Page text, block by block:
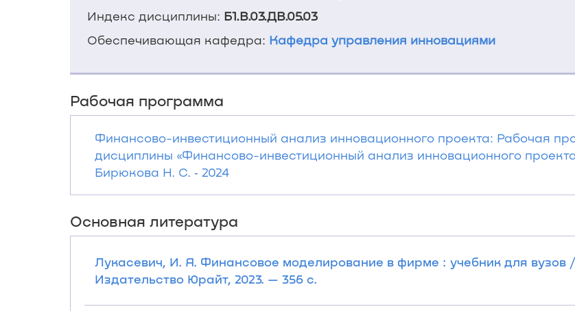
Индекс дисциплины: Б1.В.03.ДВ.05.03
Обеспечивающая кафедра: Кафедра управления инновациями
Рабочая программа
Финансово-инвестиционный анализ инновационного проекта: Рабочая
дисциплины «Финансово-инвестиционный анализ инновационного
Бирюкова Н. С. ‐ 2024
Основная литература
Лукасевич, И. Я. Финансовое моделирование в фирме : учебник для
Издательство Юрайт, 2023. — 356 с.